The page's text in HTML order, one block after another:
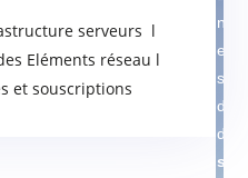
serveurs l
Eléments réseau l
et souscriptions
nos
sur